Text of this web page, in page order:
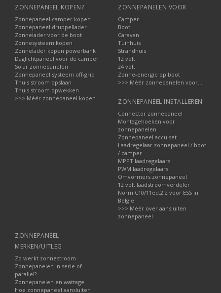
ZONNEPANEEL KOPEN?
Zonnepaneel camper kopen
Zonnepaneel druppellader
Zonnelader voor de boot
Zonnesysteem kopen
Zonnelader kopen powerbank
Daglichtpaneel voor de camper
Solar zonnepanelen
Zonnepaneel systeem off-grid
Thuis stroom opslaan
Thuis stroom opwekken
>>> Méér zonnepaneel kopen
ZONNEPANELEN VOOR
Camper
Boot
Caravan
Tuinhuis
Strandhuis
12 volt
24 volt
Zonne-energie op boot
>>> Méér zonnepanelen voor...
ZONNEPANEEL INSTALLEREN
Connector zonnepaneel
Montagehoeken voor
zonnepanelen
Zonnepaneel accu set
Laadregelaar zonnepaneel / boot
/ camper
MPPT laadregelaars
PWM laadregelaars
Omvormers zonnepaneel
12 volt laadstroomverdeler
Norm C10/11ed.2.2 voor ESS in
België
>>> Méér over aansluiten
zonnepaneel
ZONNEPANEEL
MERKEN/UITLEG
Zo werkt zonnestroom
Zonnepanelen in serie of
parallel?
Zonnepanelen en wattage
Hoe zonnepaneel aansluiten